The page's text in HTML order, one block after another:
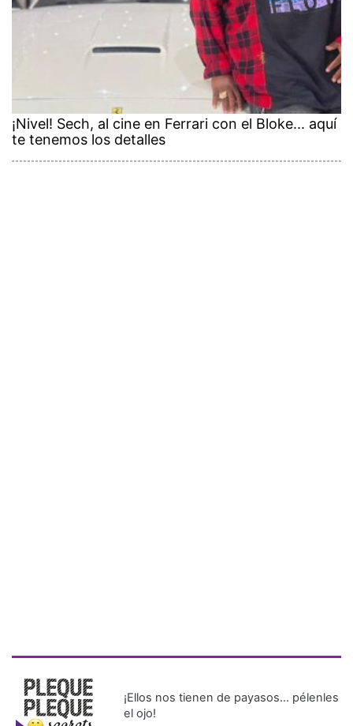
¡Nivel! Sech, al cine en Ferrari con el Bloke... aquí
te tenemos los detalles
¡Ellos nos tienen de payasos… pélenles
el ojo!